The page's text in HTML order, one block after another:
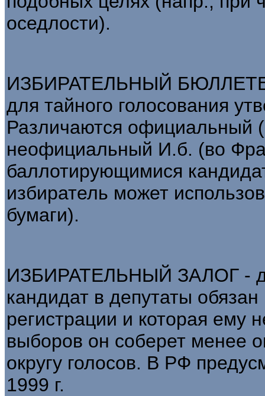
оседлости).
ИЗБИРАТЕЛЬНЫЙ
для тайного голосования
Различаются официальный
неофициальный И.б. (во
баллотирующимися
избиратель может
бумаги).
ИЗБИРАТЕЛЬНЫЙ ЗАЛОГ -
кандидат в депутаты
регистрации и которая ему
выборов он соберет менее
округу голосов. В РФ
1999 г.